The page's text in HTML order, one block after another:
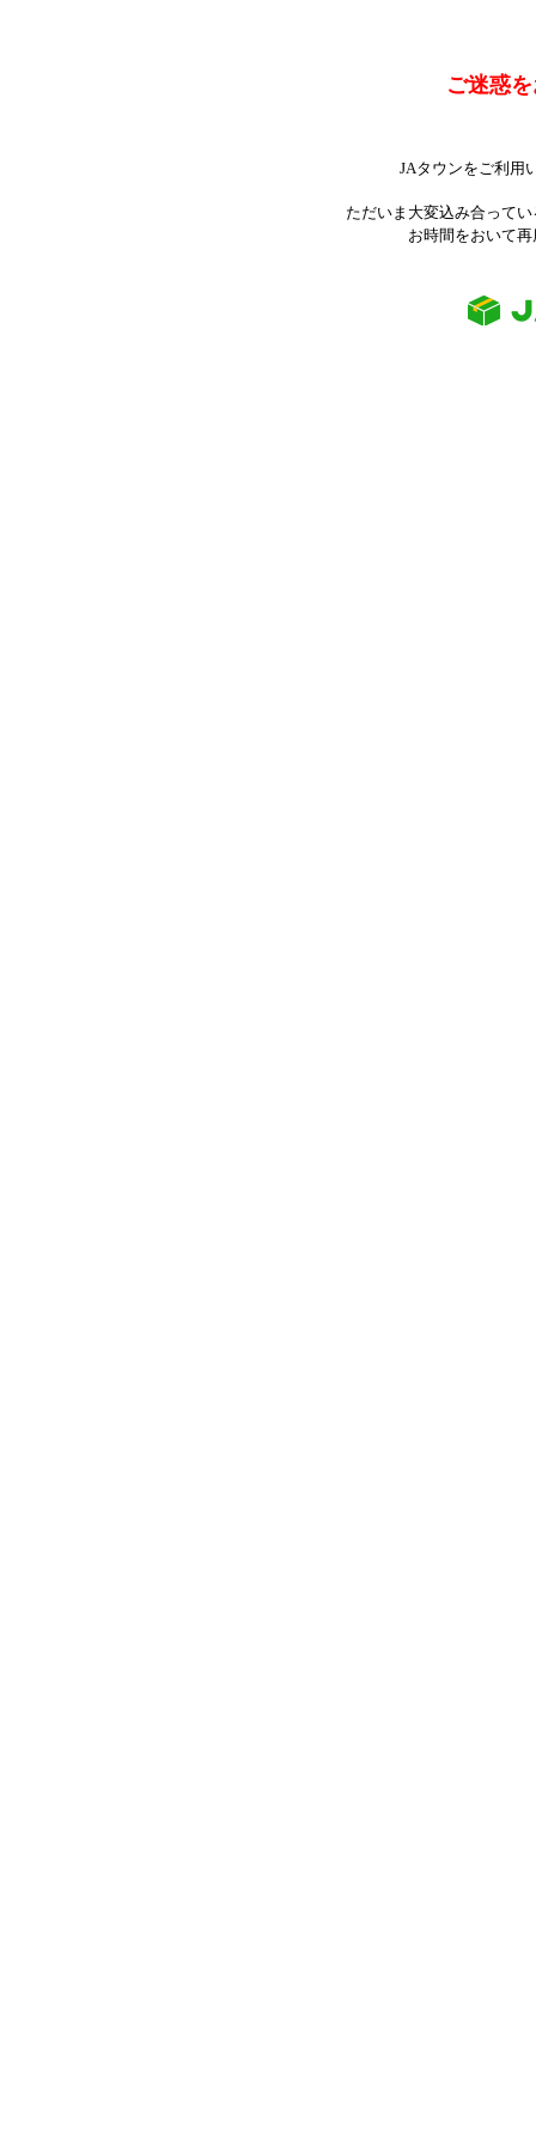
ご迷惑
JAタウンをご利用
ただいま大変込み合って
お時間をおいて